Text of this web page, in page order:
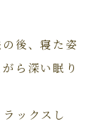
後、寝た姿
ら深い眠り
ックスし